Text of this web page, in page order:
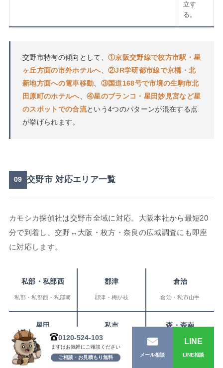
立す
る。
交野市特有の傾向として、 ①京阪交野線で枚方市駅・星
ヶ丘方面の市外ホテルへ
②JR学研都市線で京橋・北
新地方面への電車移動
③国道168号で市境の生駒市北
田原町のホテルへ
④星のブランコ・星田妙見宮など星
のスポットでの合流という4つのパターンが混在する点
が挙げられます。
09 交野市 対応エリア一覧
カモシカ探偵社は交野市全域に対応。大阪本社から最短20
分で到着し、交野↔大阪・枚方・奈良の広域調査にも即座
に対応します。
私部・私部西
私部・私部西・私部南
郡津
郡津・梅が枝
倉治
倉治・私市山手
星田
星田・星田西・星田北
私市
私市・私市山手・寺
森・森南
森・森南・森北
0120-524-103
まずはお気軽にご相談ください
ご相談・お見積もり無料
メール相談
LINE
LINE相談